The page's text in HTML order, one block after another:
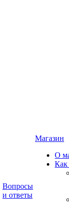
Вопросы
и ответы
Магазин
О
Как